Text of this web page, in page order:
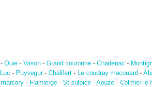
- Quie - Vason - Grand couronne - Chadenac -
Luc - Puysegur- Chalifert - Le coudray macouard -
marcory- Flamierge- St sulpice- Aouze- Colmier le